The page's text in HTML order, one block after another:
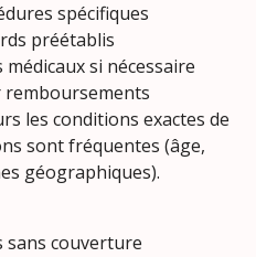
spécifiques
préétablis
si nécessaire
remboursements
les conditions exactes de
sont fréquentes (âge,
géographiques).
sans couverture